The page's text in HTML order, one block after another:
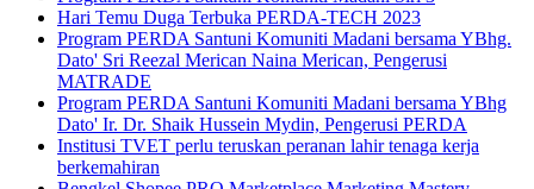
Hari Temu Duga Terbuka PERDA-TECH 2023
Program PERDA Santuni Komuniti Madani bersama YBhg.
Dato' Sri Reezal Merican Naina Merican, Pengerusi
MATRADE
Program PERDA Santuni Komuniti Madani bersama YBhg
Dato' Ir. Dr. Shaik Hussein Mydin, Pengerusi PERDA
Institusi TVET perlu teruskan peranan lahir tenaga kerja
berkemahiran